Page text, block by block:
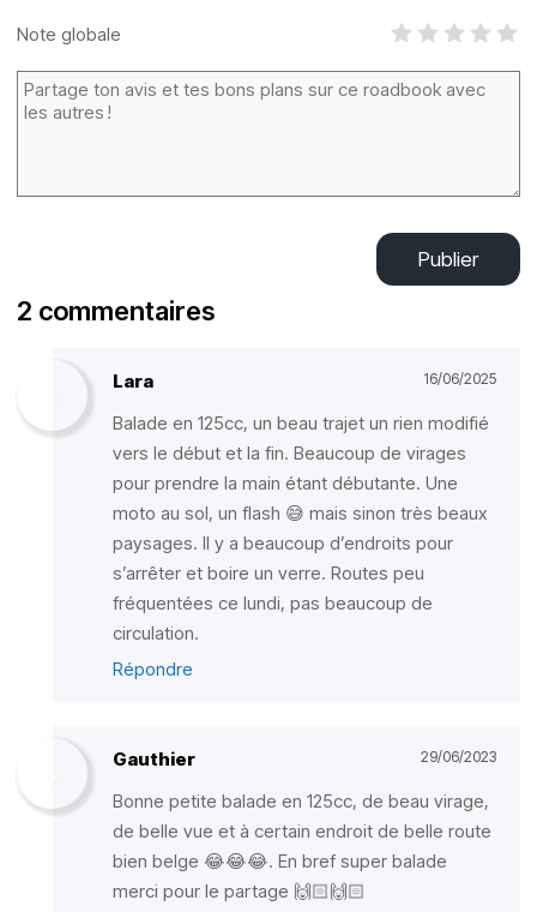
Note globale
Publier
2 commentaires
Lara 16/06/2025
Balade en 125cc, un beau trajet un rien modifié
vers le début et la fin. Beaucoup de virages
pour prendre la main étant débutante. Une
moto au sol, un flash 😅 mais sinon très beaux
paysages. Il y a beaucoup d’endroits pour
s’arrêter et boire un verre. Routes peu
fréquentées ce lundi, pas beaucoup de
circulation.
Répondre
Gauthier 29/06/2023
Bonne petite balade en 125cc, de beau virage,
de belle vue et à certain endroit de belle route
bien belge 😂😂😂. En bref super balade
merci pour le partage 🙌🏻🙌🏻